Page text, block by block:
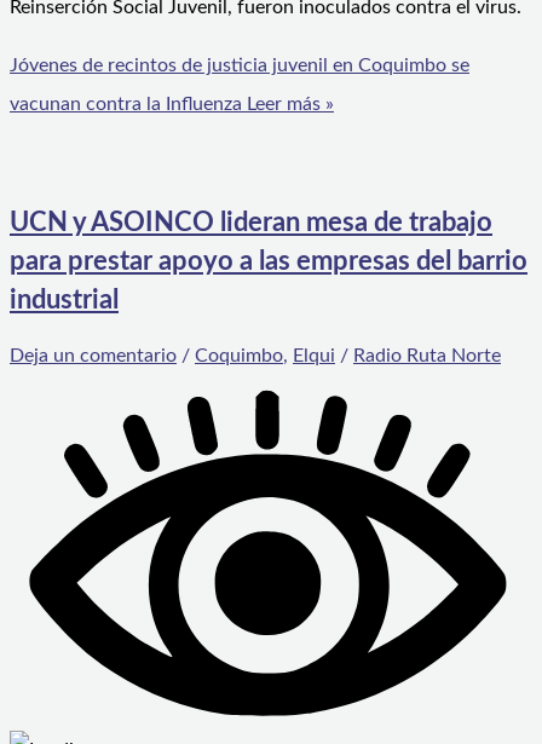
Reinserción Social Juvenil, fueron inoculados contra el virus.
Jóvenes de recintos de justicia juvenil en Coquimbo se
vacunan contra la Influenza Leer más »
UCN y ASOINCO lideran mesa de trabajo
para prestar apoyo a las empresas del barrio
industrial
Deja un comentario / Coquimbo, Elqui / Radio Ruta Norte